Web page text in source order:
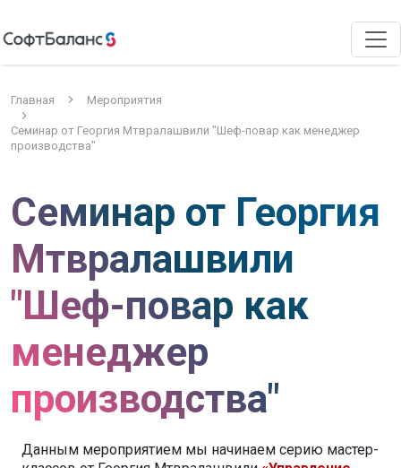
Главная Мероприятия
Семинар от Георгия Мтвралашвили "Шеф-повар как менеджер
производства"
Семинар от Георгия
Мтвралашвили
"Шеф-повар как
менеджер
производства"
Данным мероприятием мы начинаем серию мастер-